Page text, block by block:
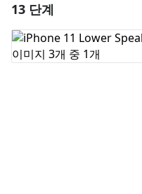
댓글 쓰기
13 단계